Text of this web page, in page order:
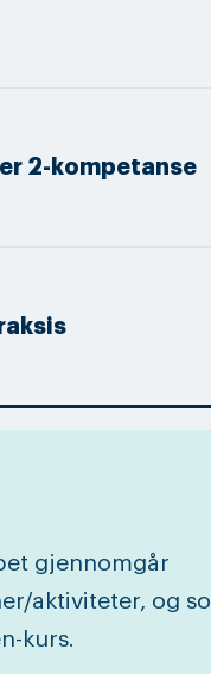
2-kompetanse
gjennomgår
aktiviteter, og
kurs.